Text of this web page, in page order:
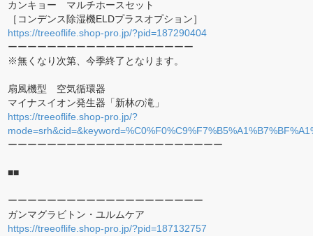
カンキョー マルチホースセット
［コンデンス除湿機ELDプラスオプション］
https://treeoflife.shop-pro.jp/?pid=187290404
ーーーーーーーーーーーーーーーーーーー
※無くなり次第、今季終了となります。
扇風機型 空気循環器
マイナスイオン発生器「新林の滝」
https://treeoflife.shop-pro.jp/?
ーーーーーーーーーーーーーーーーーーーーーー
■■
ーーーーーーーーーーーーーーーーーーーー
ガンマグラビトン・ユルムケア
https://treeoflife.shop-pro.jp/?pid=187132757